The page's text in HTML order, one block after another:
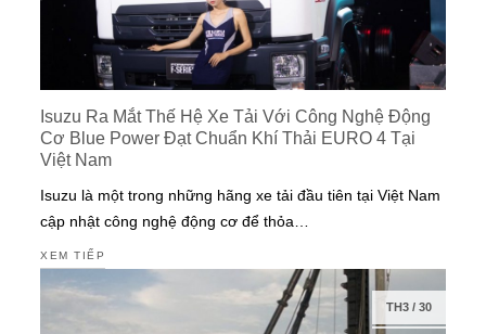
Isuzu Ra Mắt Thế Hệ Xe Tải Với Công Nghệ Động
Cơ Blue Power Đạt Chuẩn Khí Thải EURO 4 Tại
Việt Nam
Isuzu là một trong những hãng xe tải đầu tiên tại Việt Nam
cập nhật công nghệ động cơ để thỏa…
XEM TIẾP
TH3/ 30